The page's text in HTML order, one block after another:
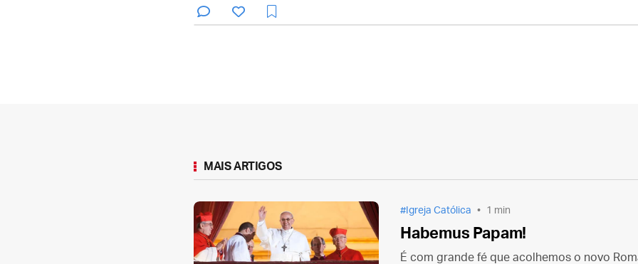
MAIS ARTIGOS
Igreja Católica 1 min
Habemus Papam!
É com grande fé que acolhemos o novo